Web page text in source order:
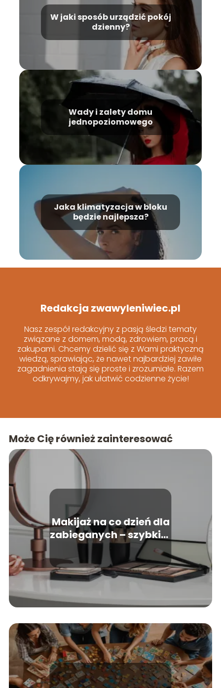
W jaki sposób urządzić pokój
dzienny?
Wady i zalety domu
jednopoziomowego
Jaka klimatyzacja w bloku
będzie najlepsza?
Redakcja zwawyleniwiec.pl
Nasz zespół redakcyjny z pasją śledzi tematy
związane z domem, modą, zdrowiem, pracą i
zakupami. Chcemy dzielić się z Wami praktyczną
wiedzą, sprawiając, że nawet najbardziej zawiłe
zagadnienia stają się proste i zrozumiałe. Razem
odkrywajmy, jak ułatwić codzienne życie!
Może Cię również zainteresować
Makijaż na co dzień dla
zabieganych – szybkie i
efektowne triki